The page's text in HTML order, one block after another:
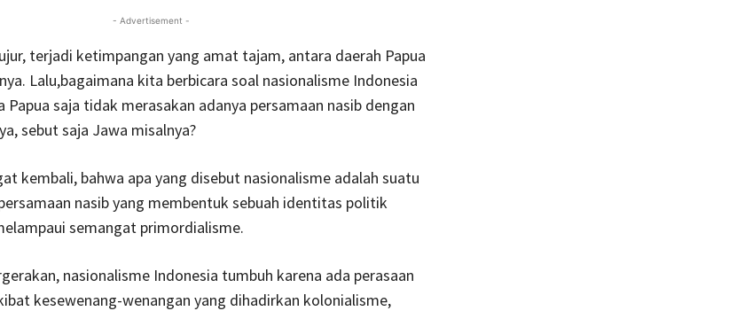
- Advertisement -
terjadi ketimpangan yang amat tajam, antara daerah Papua
Lalu,bagaimana kita berbicara soal nasionalisme Indonesia
Papua saja tidak merasakan adanya persamaan nasib dengan
sebut saja Jawa misalnya?
kembali, bahwa apa yang disebut nasionalisme adalah suatu
nasib yang membentuk sebuah identitas politik
semangat primordialisme.
nasionalisme Indonesia tumbuh karena ada perasaan
kesewenang-wenangan yang dihadirkan kolonialisme,